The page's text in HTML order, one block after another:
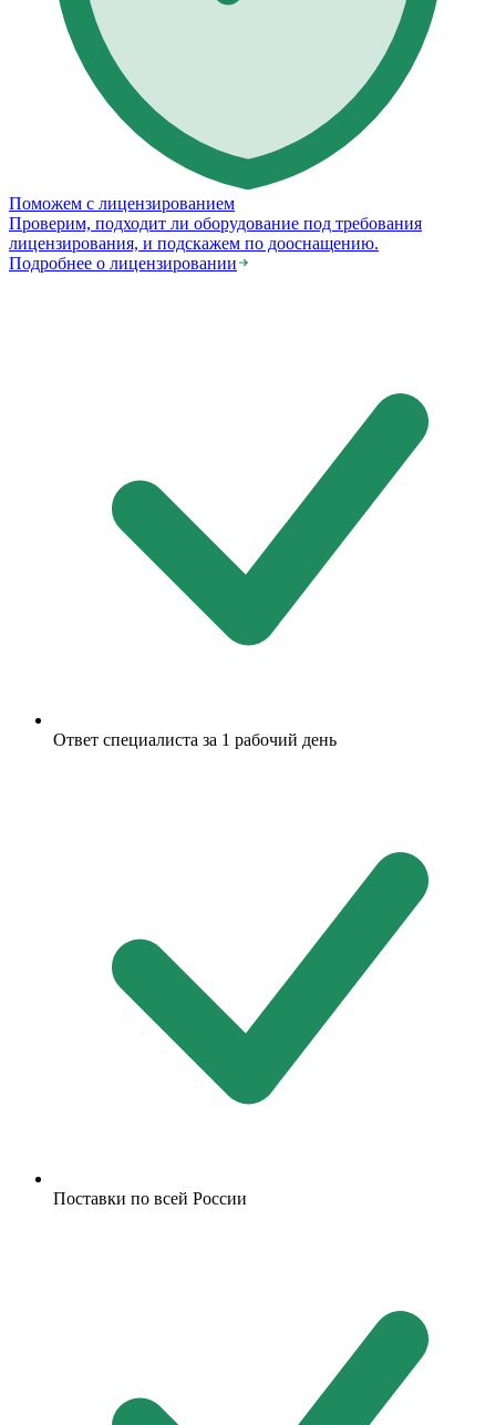
Поможем с лицензированием
Проверим, подходит ли оборудование под требования
лицензирования, и подскажем по дооснащению.
Подробнее о лицензировании
Ответ специалиста за 1 рабочий день
Поставки по всей России